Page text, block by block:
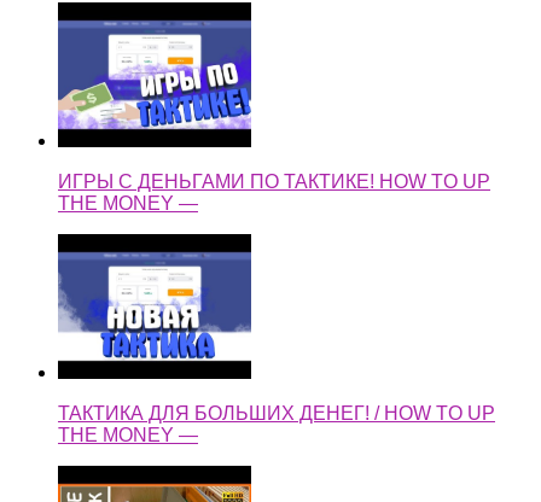
ИГРЫ С ДЕНЬГАМИ ПО ТАКТИКЕ! HOW TO UP
THE MONEY —
ТАКТИКА ДЛЯ БОЛЬШИХ ДЕНЕГ! / HOW TO UP
THE MONEY —